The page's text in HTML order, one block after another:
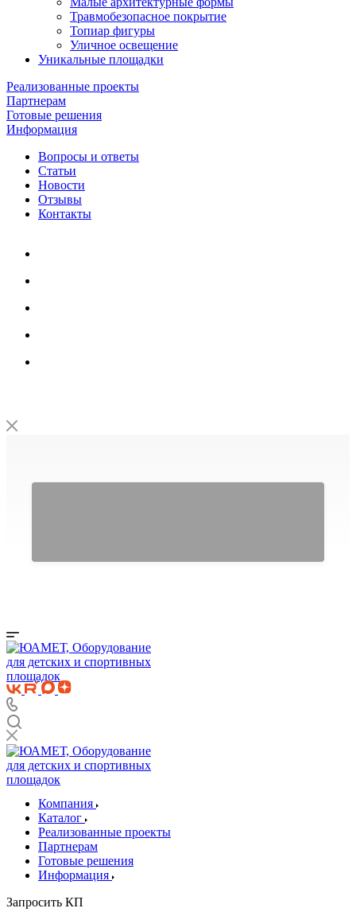
Травмобезопасное покрытие
Топиар фигуры
Уличное освещение
Уникальные площадки
Реализованные проекты
Партнерам
Готовые решения
Информация
Вопросы и ответы
Статьи
Новости
Отзывы
Контакты
Компания
Каталог
Реализованные проекты
Партнерам
Готовые решения
Информация
Запросить КП